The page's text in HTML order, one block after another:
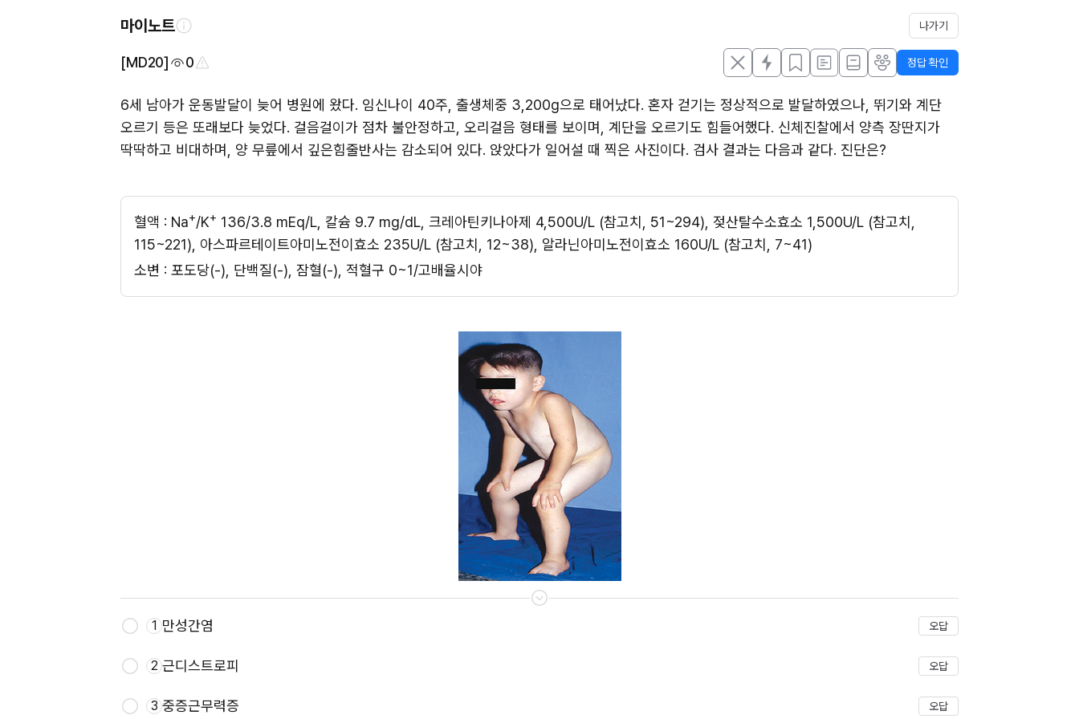
마이노트 나가기
[MD20] 0 정답 확인
6세 남아가 운동발달이 늦어 병원에 왔다. 임신나이 40주, 출생체중 3,200g으로 태어났다. 혼자 걷기는 정상적으로 발달하였으나, 뛰기와 계단
오르기 등은 또래보다 늦었다. 걸음걸이가 점차 불안정하고, 오리걸음 형태를 보이며, 계단을 오르기도 힘들어했다. 신체진찰에서 양측 장딴지가
딱딱하고 비대하며, 양 무릎에서 깊은힘줄반사는 감소되어 있다. 앉았다가 일어설 때 찍은 사진이다. 검사 결과는 다음과 같다. 진단은?
혈액 : Na+/K+ 136/3.8 mEq/L, 칼슘 9.7 mg/dL, 크레아틴키나아제 4,500U/L (참고치, 51~294), 젖산탈수소효소 1,500U/L (참고치,
115~221), 아스파르테이트아미노전이효소 235U/L (참고치, 12~38), 알라닌아미노전이효소 160U/L (참고치, 7~41)
소변 : 포도당(-), 단백질(-), 잠혈(-), 적혈구 0~1/고배율시야
1 만성간염 오답
2 근디스트로피 오답
3 중증근무력증 오답